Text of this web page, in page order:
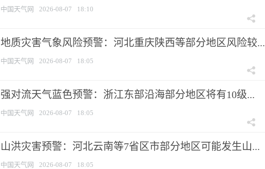
中国天气网 2026-08-07 18:10
地质灾害气象风险预警：河北重庆陕西等部分地区风险较...
中国天气网 2026-08-07 18:05
强对流天气蓝色预警：浙江东部沿海部分地区将有10级...
中国天气网 2026-08-07 18:05
山洪灾害预警：河北云南等7省区市部分地区可能发生山...
中国天气网 2026-08-07 18:05